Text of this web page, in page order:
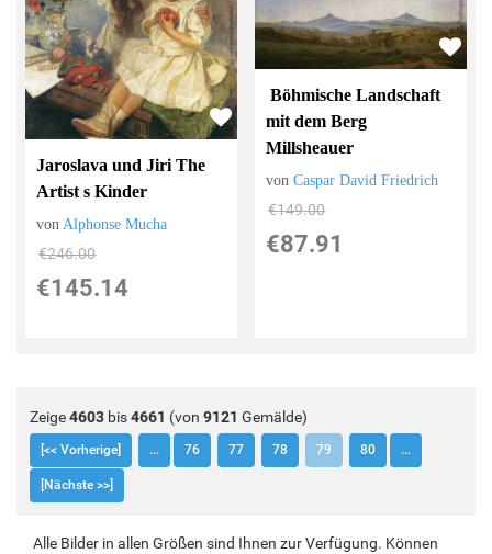
Jaroslava und Jiri The
Artist s Kinder
von Alphonse Mucha
€246.00
€145.14
Böhmische Landschaft
mit dem Berg
Millsheauer
vonCaspar David Friedrich
€149.00
€87.91
Zeige4603 bis4661 (von 9121 Gemälde)
[<< Vorherige] ... 76 77 78 79 80 ...
[Nächste >>]
Alle Bilder in allen Größen sind Ihnen zur Verfügung. Können